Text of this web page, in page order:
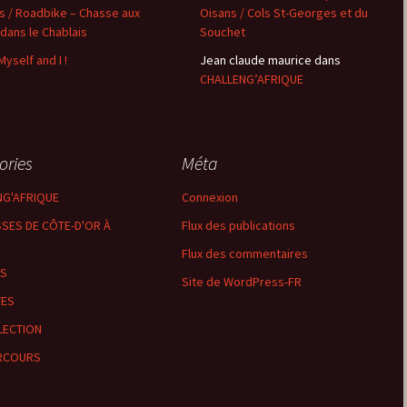
les Hâtes Bermont
les Petites Munières
Marcellois
Martrois
Mesmont
Montagne de Bard
/ Roadbike – Chasse aux
le Chablais
and I !
Oisans / Cols St-Georges et du
Souchet
Jean claude maurice dans
CHALLENG’AFRIQUE
DE CÔTE-D'OR À
Méta
Connexion
Flux des publications
Flux des commentaires
Site de WordPress-FR